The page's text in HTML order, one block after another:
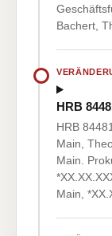
Bachert,
HRB
HRB
Main,
Main.
Main,